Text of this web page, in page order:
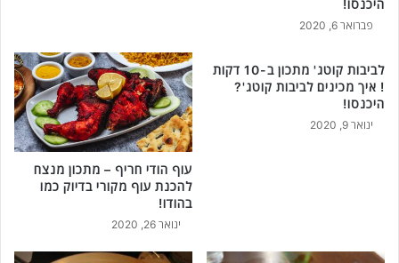
היכנסו!
פברואר 6, 2020
לביבות קוטג' מתכון ב-10 דקות
! איך מכינים לביבות קוטג'?
היכנסו!
ינואר 9, 2020
עוף הודי חריף – מתכון מנצח
להכנת עוף מקורי בדיוק כמו
בהודו!
ינואר 26, 2020